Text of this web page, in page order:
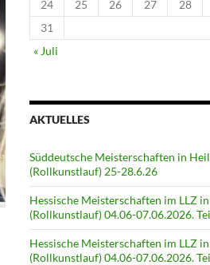
24
25 26 27 28
31
« Juli
AKTUELLES
Süddeutsche Meisterschaften in
(Rollkunstlauf) 25-28.6.26
Hessische Meisterschaften im LLZ
(Rollkunstlauf) 04.06-07.06.2026.
Hessische Meisterschaften im LLZ
(Rollkunstlauf) 04.06-07.06.2026.